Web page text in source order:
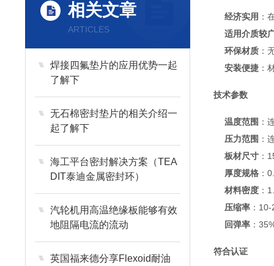
相关文章
ARTICLES
焊接四氟垫片的应用优势一起
了解下
无石棉密封垫片的相关介绍一
起了解下
海工平台密封解决方案（TEA
DIT泰迪金属密封环）
汽轮机用高温绝缘板能够有效
地阻隔电流的流动
英国福来德分享Flexoid耐油
经济实用 ：
适用介质较
环保材质 ：
安装便捷 ：
技术参数
温度范围 ：
压力范围 ：
板材尺寸 ：
厚度规格 ：
材料密度 ：
压缩率 ：
回弹率 ：
符合认证